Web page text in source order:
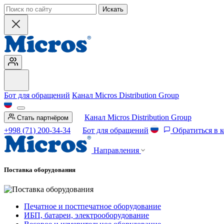
Искать
Бот для обращений Канал Micros Distribution Group
Стать партнёром
Канал Micros Distribution Group
+998 (71) 200-34-34
Бот для обращений Обратиться в
Направления
Поставка оборудования
Печатное и постпечатное оборудование
ИБП, батареи, электрооборудование